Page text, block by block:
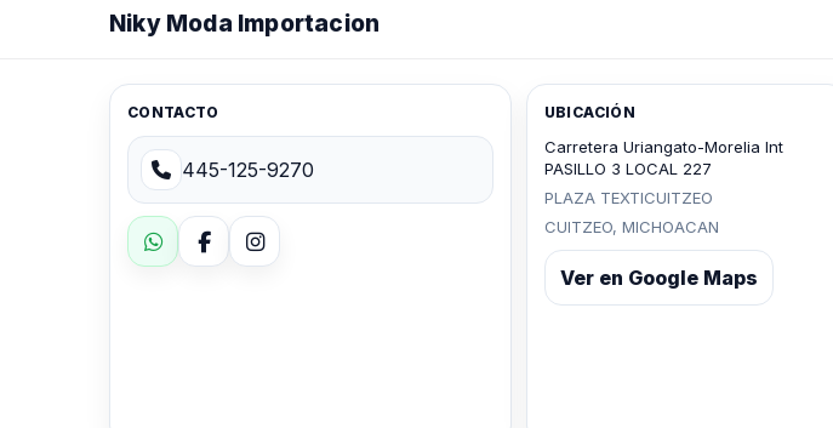
Niky Moda Importacion
CONTACTO
445-125-9270
UBICACIÓN
Carretera Uriangato-Morelia Int
PASILLO 3 LOCAL 227
PLAZA TEXTICUITZEO
CUITZEO, MICHOACAN
Ver en Google Maps